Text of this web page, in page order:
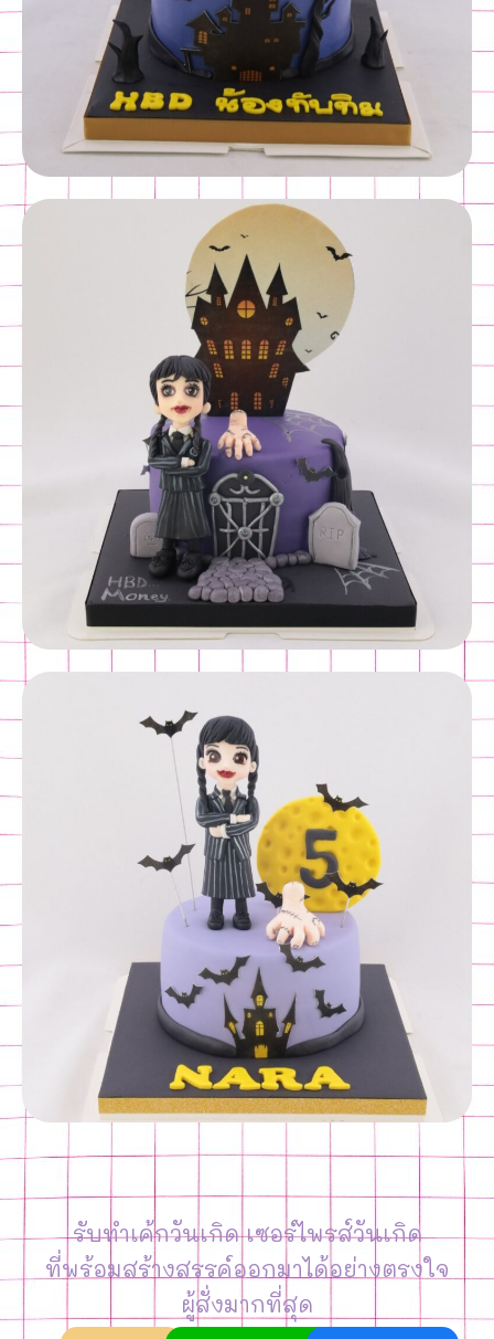
รับทำเค้กวันเกิด เซอร์ไพรส์วันเกิด
ที่พร้อมสร้างสรรค์ออกมาได้อย่างตรงใจ
ผู้สั่งมากที่สุด